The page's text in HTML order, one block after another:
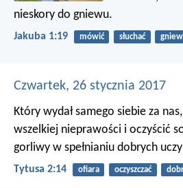
nieskory do gniewu.
Jakuba 1:19 mówić słuchać gniew
Czwartek, 26 stycznia 2017
Który wydał samego siebie za
wszelkiej nieprawości i oczyścić
gorliwy w spełnianiu dobrych
Tytusa 2:14 ofiara oczyszczać